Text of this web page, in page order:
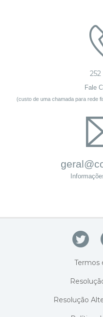
252
Fale
(custo de uma chamada para rede
Termos
Resolução